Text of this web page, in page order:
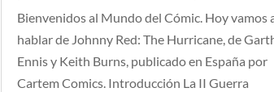
Bienvenidos al Mundo del Cómic. Hoy vamos
hablar de Johnny Red: The Hurricane, de
Ennis y Keith Burns, publicado en España por
Cartem Comics. Introducción La II Guerra